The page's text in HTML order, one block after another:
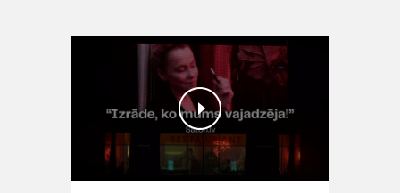
mākslas notikumu.
Lukašs Tvarkovskis (
Twarkowski , 1983) ir režisors, kurš
veido multimediālas izrādes,
apvienojot teātra, video un vizuālo
mākslu. Viņš kopā ar savu